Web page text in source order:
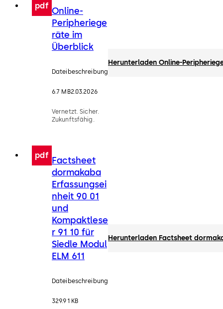
pdf Online-
Peripheriege
räte im
Überblick
Dateibeschreibung
6.7 MB2.03.2026
Vernetzt. Sicher.
Zukunftsfähig.
Herunterladen Online-
pdf Factsheet
dormakaba
Erfassungsei
nheit 90 01
und
Kompaktlese
r 91 10 für
Siedle Modul
ELM 611
Dateibeschreibung
329.91 KB
Herunterladen Factsheet